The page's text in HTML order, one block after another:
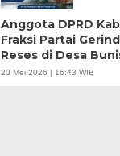
Anggota DPRD
Fraksi Partai
Reses di Desa
20 Mei 2026 | 16:43 WIB